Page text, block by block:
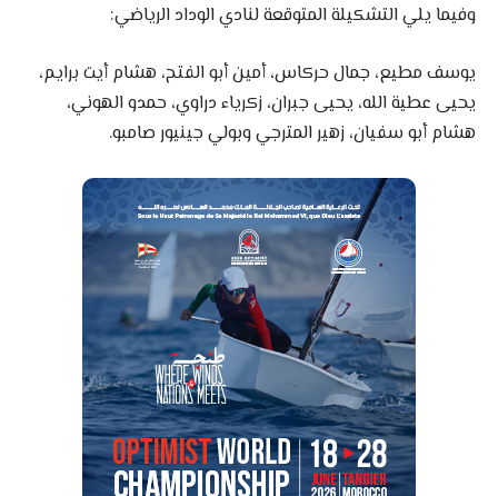
وفيما يلي التشكيلة المتوقعة لنادي الوداد الرياضي:
يوسف مطيع، جمال حركاس، أمين أبو الفتح، هشام أيت برايم،
يحيى عطية الله، يحيى جبران، زكرياء دراوي، حمدو الهوني،
هشام أبو سفيان، زهير المترجي وبولي جينيور صامبو.